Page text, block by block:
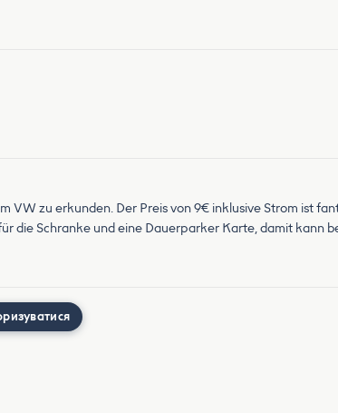
VW zu erkunden. Der Preis von 9€ inklusive Strom ist
die Schranke und eine Dauerparker Karte, damit kann